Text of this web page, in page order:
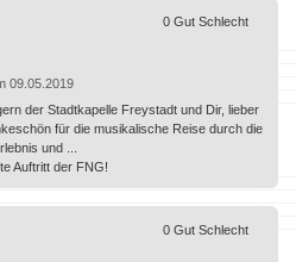
09.05.2019
der Stadtkapelle Freystadt und Dir, lieber
für die musikalische Reise durch die
und ...
Auftritt der FNG!
0 Gut Schlecht
0 Gut Schlecht